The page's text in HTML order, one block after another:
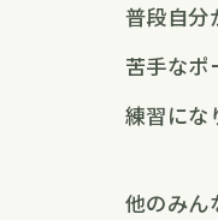
普段自分
苦手なポ
練習にな
他のみん